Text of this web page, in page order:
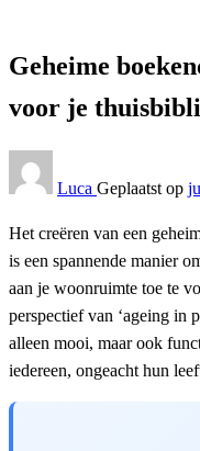
Geheime
voor je
Luca Geplaatst op
Het creëren van een
is een spannende manier
aan je woonruimte toe te
perspectief van ‘ageing in
alleen mooi, maar ook
iedereen, ongeacht hun